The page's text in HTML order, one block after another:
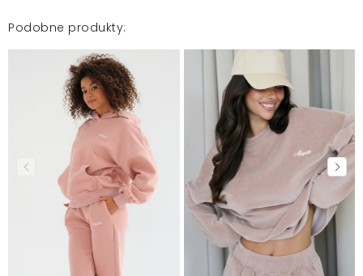
Podobne produkty: